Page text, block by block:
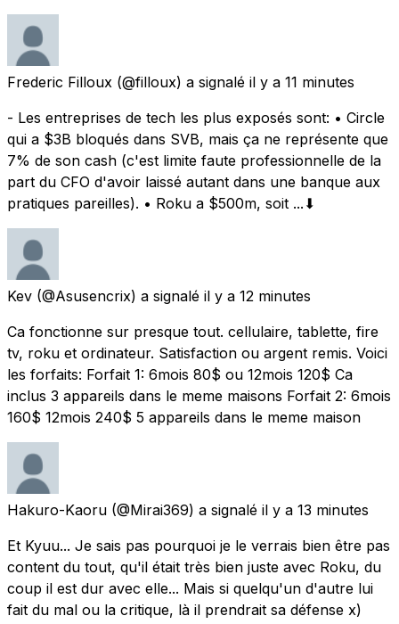
Frederic Filloux (@filloux) a signalé il y a 11 minutes
- Les entreprises de tech les plus exposés sont: • Circle
qui a $3B bloqués dans SVB, mais ça ne représente que
7% de son cash (c'est limite faute professionnelle de la
part du CFO d'avoir laissé autant dans une banque aux
pratiques pareilles). • Roku a $500m, soit ...⬇︎
Kev (@Asusencrix) a signalé il y a 12 minutes
Ca fonctionne sur presque tout. cellulaire, tablette, fire
tv, roku et ordinateur. Satisfaction ou argent remis. Voici
les forfaits: Forfait 1: 6mois 80$ ou 12mois 120$ Ca
inclus 3 appareils dans le meme maisons Forfait 2: 6mois
160$ 12mois 240$ 5 appareils dans le meme maison
Hakuro-Kaoru (@Mirai369) a signalé il y a 13 minutes
Et Kyuu... Je sais pas pourquoi je le verrais bien être pas
content du tout, qu'il était très bien juste avec Roku, du
coup il est dur avec elle... Mais si quelqu'un d'autre lui
fait du mal ou la critique, là il prendrait sa défense x)